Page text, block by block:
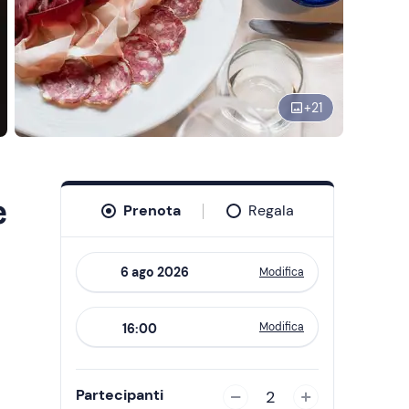
+21
Prenota Regala
forward
to
interact
with
Modifica
16:00 Modifica
Partecipanti 2